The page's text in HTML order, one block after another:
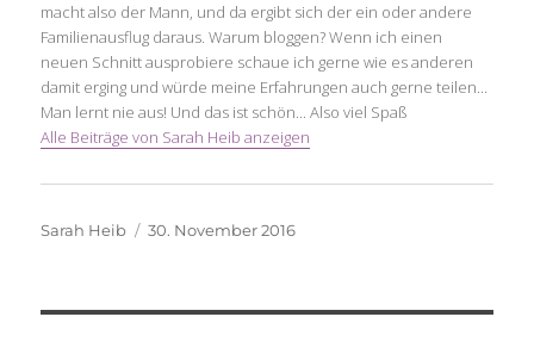
macht also der Mann, und da ergibt sich der ein oder andere
Familienausflug daraus. Warum bloggen? Wenn ich einen
neuen Schnitt ausprobiere schaue ich gerne wie es anderen
damit erging und würde meine Erfahrungen auch gerne teilen...
Man lernt nie aus! Und das ist schön... Also viel Spaß
Alle Beiträge von Sarah Heib anzeigen
Autor
Sarah Heib
Veröffentlicht
30. November 2016